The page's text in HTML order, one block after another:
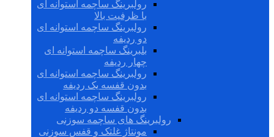
رولبرینگ ساچمه استوانه ای
با ظرفیت بالا
رولبرینگ ساچمه استوانه ای
دو ردیفه
بلبرینگ ساچمه استوانه ای
چهار ردیفه
رولبرینگ ساچمه استوانه ای
بدون قفسه یک ردیفه
رولبرینگ ساچمه استوانه ای
بدون قفسه دو ردیفه
رولبرینگ های ساچمه سوزنی
مونتاژ غلتک و قفس سوزنی